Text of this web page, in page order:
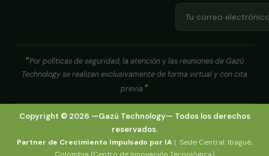
Por políticas de seguridad, la atención y las reuniones de Gazú
Technology se realizan exclusivamente de forma virtual y con cita
previa.
Copyright © 2026 —Gazú Technology— Todos los derechos
reservados.
Partner de Crecimiento Impulsado por IA | Sede Central: Ibagué,